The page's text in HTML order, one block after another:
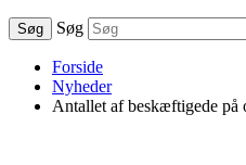
Søg Søg
Forside
Nyheder
Antallet af beskæftigede på